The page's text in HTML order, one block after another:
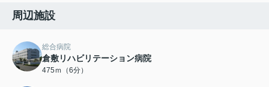
周辺施設
総合病院
倉敷リハビリテーション病院
475ｍ（6分）